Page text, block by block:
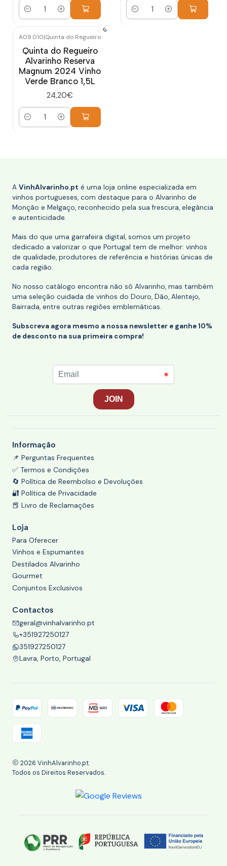
Quantidade Quantidade
A09.010|Quinta do Regueiro
Quinta do Regueiro
Alvarinho Reserva
Magnum 2024 Vinho
Verde Branco 1,5L
24,20€
Quantidade
A VinhAlvarinho.pt é uma loja online especializada em
vinhos portugueses, com destaque para o Alvarinho de
Monção e Melgaço, reconhecido pela sua frescura, elegância
e autenticidade.
Mais do que uma garrafeira digital, somos um projeto
dedicado a valorizar o que Portugal tem de melhor: vinhos
de qualidade, produtores de referência e histórias únicas de
cada região.
No nosso catálogo encontra não só Alvarinho, mas também
uma seleção cuidada de vinhos do Douro, Dão, Alentejo,
Bairrada, entre outras regiões emblemáticas.
Subscreva agora mesmo a nossa newsletter e ganhe 10%
de desconto na sua primeira compra!
Informação
📌 Perguntas Frequentes
✅ Termos e Condições
🔄 Política de Reembolso e Devoluções
🔐 Política de Privacidade
📕 Livro de Reclamações
Loja
Para Oferecer
Vinhos e Espumantes
Destilados Alvarinho
Gourmet
Conjuntos Exclusivos
Contactos
geral@vinhalvarinho.pt
+351927250127
351927250127
Lavra, Porto, Portugal
2026 VinhAlvarinho.pt.
Todos os Direitos Reservados.